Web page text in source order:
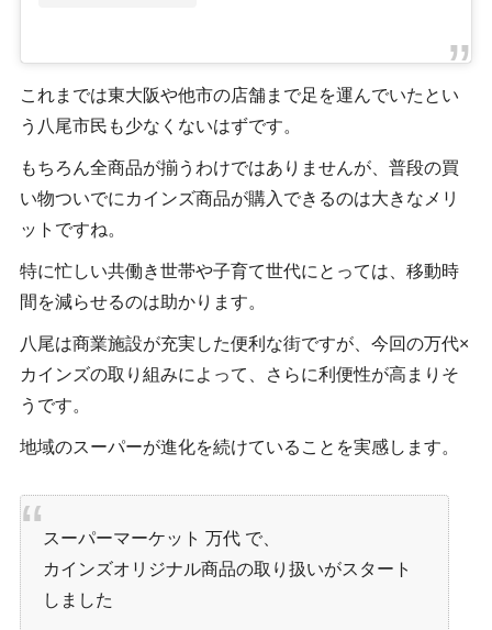
これまでは東大阪や他市の店舗まで足を運んでいたとい
う八尾市民も少なくないはずです。
もちろん全商品が揃うわけではありませんが、普段の買
い物ついでにカインズ商品が購入できるのは大きなメリ
ットですね。
特に忙しい共働き世帯や子育て世代にとっては、移動時
間を減らせるのは助かります。
八尾は商業施設が充実した便利な街ですが、今回の万代×
カインズの取り組みによって、さらに利便性が高まりそ
うです。
地域のスーパーが進化を続けていることを実感します。
スーパーマーケット 万代 で、
カインズオリジナル商品の取り扱いがスタート
しました